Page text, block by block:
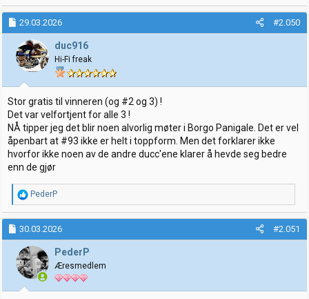
a
k
s
j
o
n
e
r
:
29.03.2026 #2.050
duc916
Hi-Fi freak
Stor gratis til vinneren (og #2 og 3) !
Det var velfortjent for alle 3 !
NÅ tipper jeg det blir noen alvorlig møter i Borgo Panigale. Det er vel
åpenbart at #93 ikke er helt i toppform. Men det forklarer ikke
hvorfor ikke noen av de andre ducc'ene klarer å hevde seg bedre
enn de gjør
R
e
a
k
s
j
o
n
e
r
PederP
30.03.2026 #2.051
PederP
Æresmedlem